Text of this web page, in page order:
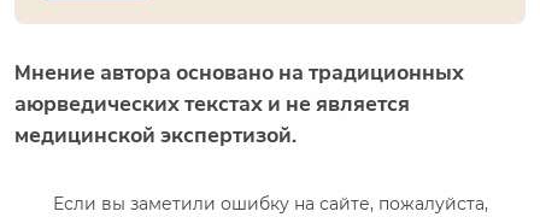
Мнение автора основано на традиционных
аюрведических текстах и не является
медицинской экспертизой.
Если вы заметили ошибку на сайте, пожалуйста,